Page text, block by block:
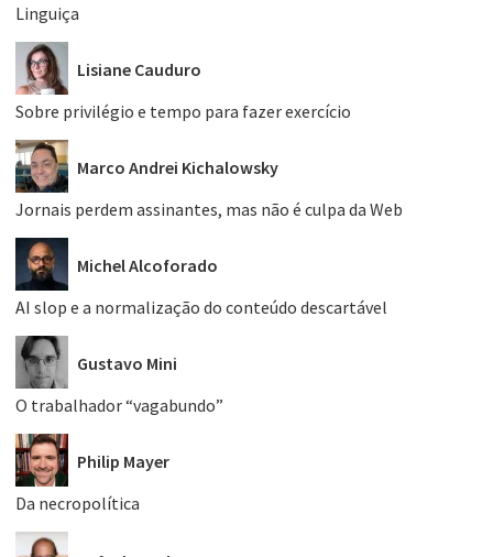
Linguiça
Lisiane Cauduro
Sobre privilégio e tempo para fazer exercício
Marco Andrei Kichalowsky
Jornais perdem assinantes, mas não é culpa da Web
Michel Alcoforado
AI slop e a normalização do conteúdo descartável
Gustavo Mini
O trabalhador “vagabundo”
Philip Mayer
Da necropolítica